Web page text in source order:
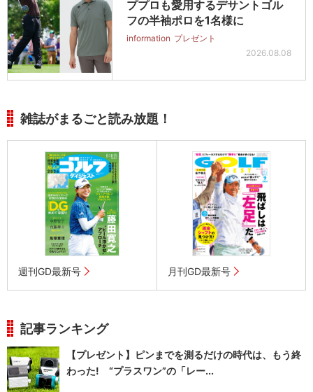
ププロも愛用するデサントゴル
フの半袖ポロを1名様に
information プレゼント
2026.08.08
雑誌がまるごと読み放題！
週刊GD最新号 月刊GD最新号
記事ランキング
【プレゼント】ピンまでを測るだけの時代は、もう終
わった! “プラスワン”の「レー...